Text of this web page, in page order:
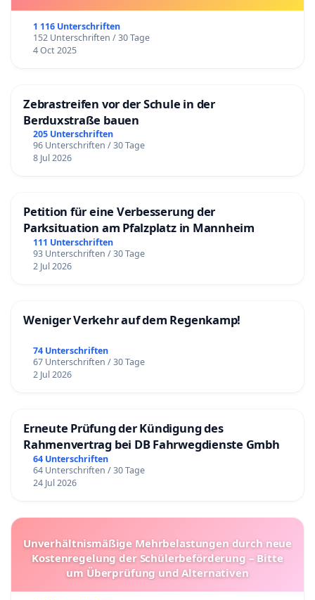
1 116 Unterschriften
152 Unterschriften / 30 Tage
4 Oct 2025
Zebrastreifen vor der Schule in der
Berduxstraße bauen
205 Unterschriften
96 Unterschriften / 30 Tage
8 Jul 2026
Petition für eine Verbesserung der
Parksituation am Pfalzplatz in Mannheim
111 Unterschriften
93 Unterschriften / 30 Tage
2 Jul 2026
Weniger Verkehr auf dem Regenkamp!
74 Unterschriften
67 Unterschriften / 30 Tage
2 Jul 2026
Erneute Prüfung der Kündigung des
Rahmenvertrag bei DB Fahrwegdienste Gmbh
64 Unterschriften
64 Unterschriften / 30 Tage
24 Jul 2026
Unverhältnismäßige Mehrbelastungen durch neue
Kostenregelung der Schülerbeförderung – Bitte
um Überprüfung und Alternativen